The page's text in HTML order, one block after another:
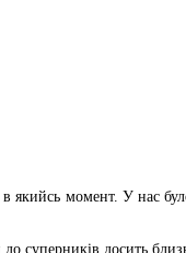
момент. У нас
досить